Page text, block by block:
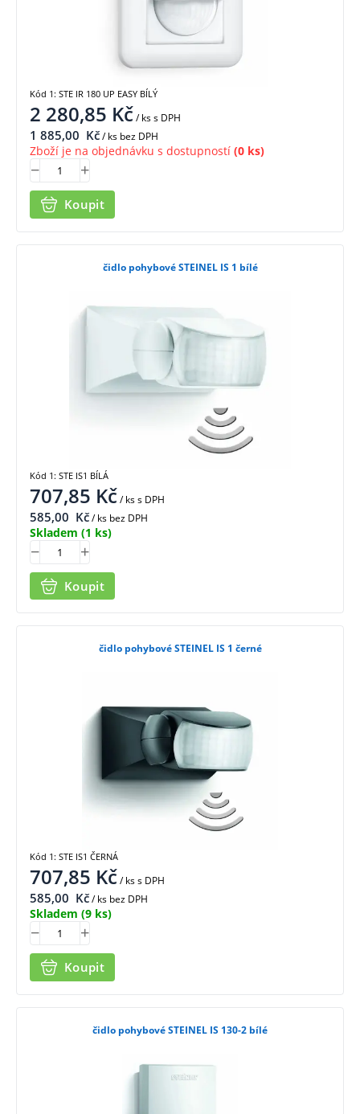
2 280,85 Kč/ kss DPH
1 885,00 Kč/ ks bez DPH
Zboží je na objednávku s dostupností (0 ks)
Koupit
Kód 1: STE IR 180 UP EASY BÍLÝ
čidlo pohybové STEINEL IS 1 bílé
707,85 Kč/ kss DPH
585,00 Kč/ ks bez DPH
Skladem (1 ks)
Koupit
Kód 1: STE IS1 BÍLÁ
čidlo pohybové STEINEL IS 1 černé
707,85 Kč/ kss DPH
585,00 Kč/ ks bez DPH
Skladem (9 ks)
Koupit
Kód 1: STE IS1 ČERNÁ
čidlo pohybové STEINEL IS 130-2 bílé